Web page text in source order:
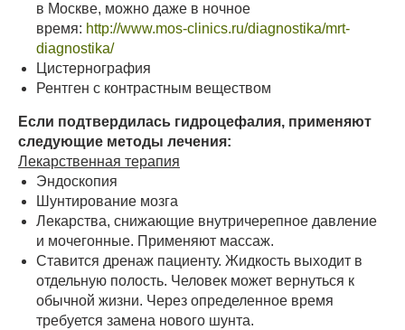
в Москве, можно даже в ночное
время: http://www.mos-clinics.ru/diagnostika/mrt-
diagnostika/
Цистернография
Рентген с контрастным веществом
Если подтвердилась гидроцефалия, применяют
следующие методы лечения:
Лекарственная терапия
Эндоскопия
Шунтирование мозга
Лекарства, снижающие внутричерепное давление
и мочегонные. Применяют массаж.
Ставится дренаж пациенту. Жидкость выходит в
отдельную полость. Человек может вернуться к
обычной жизни. Через определенное время
требуется замена нового шунта.